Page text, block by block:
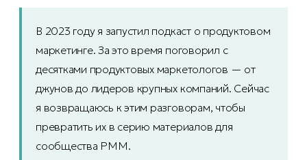
В 2023 году я запустил подкаст о продуктовом
маркетинге. За это время поговорил с
десятками продуктовых маркетологов — от
джунов до лидеров крупных компаний. Сейчас
я возвращаюсь к этим разговорам, чтобы
превратить их в серию материалов для
сообщества PMM.